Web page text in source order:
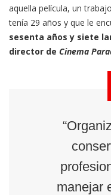
aquella película, un
tenía 29 años y que le
sesenta años y siete
director de Cinema
manejar